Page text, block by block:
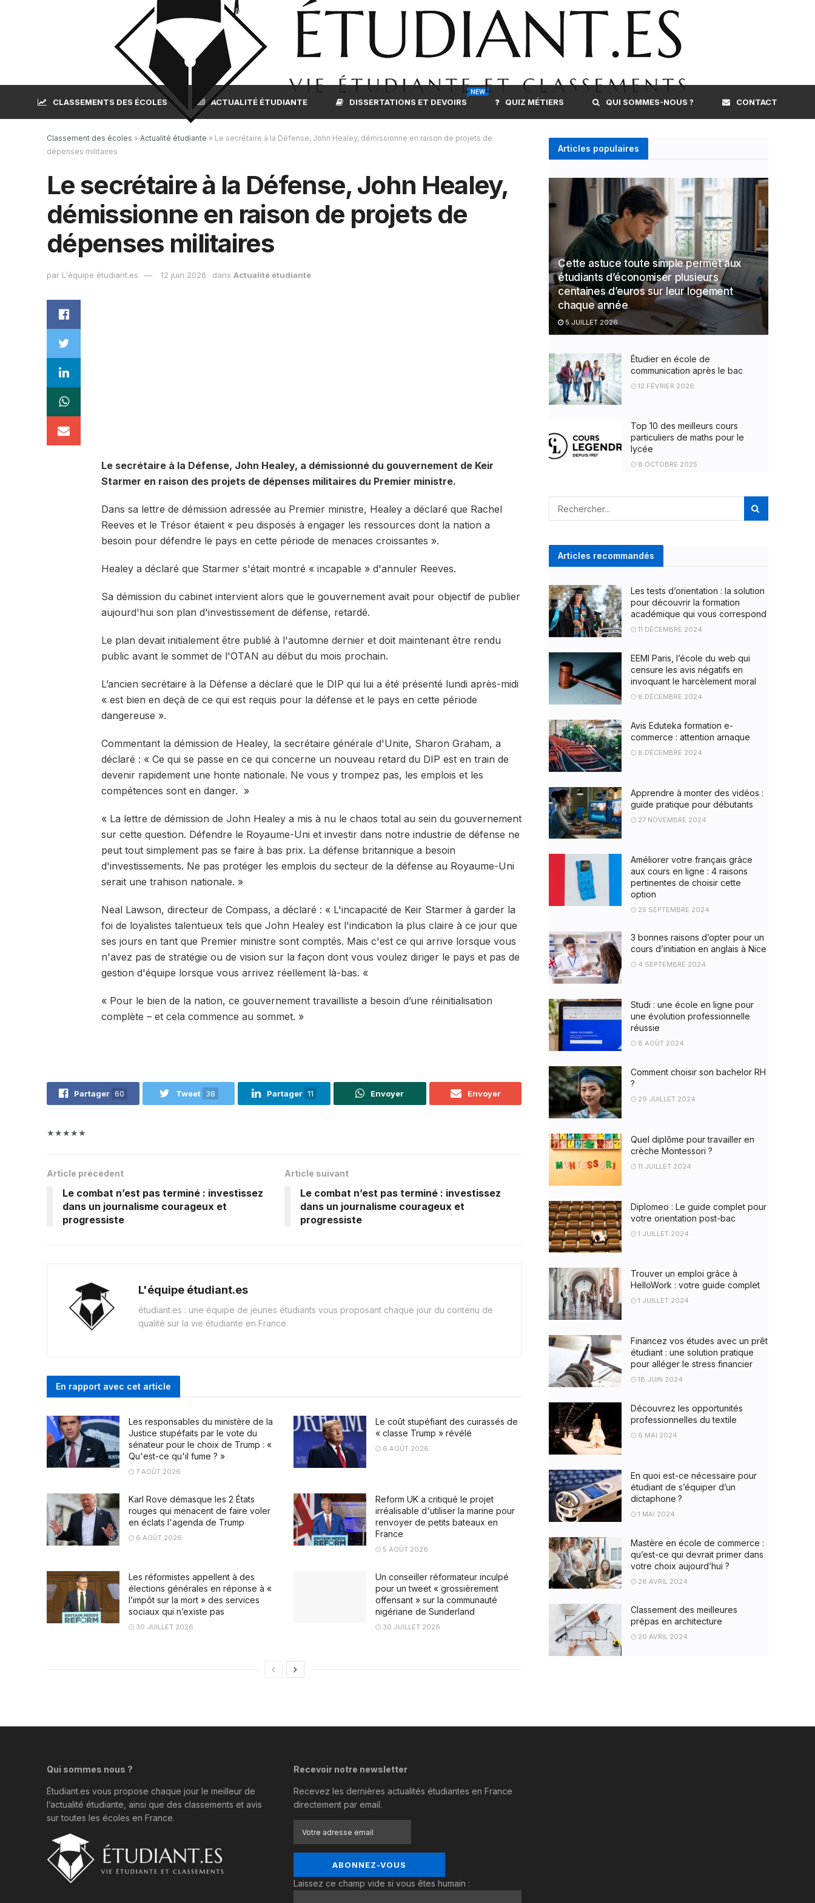
CLASSEMENTS DES ÉCOLES ACTUALITÉ ÉTUDIANTE DISSERTATIONS ET DEVOIRS
NEW
QUIZ MÉTIERS QUI SOMMES-NOUS ? CONTACT
Classement des écoles » Actualité étudiante » Le secrétaire à la Défense, John Healey, démissionne en raison de projets de
dépenses militaires
Le secrétaire à la Défense, John Healey,
démissionne en raison de projets de
dépenses militaires
par L'équipe étudiant.es 12 juin 2026 dans Actualité étudiante
Le secrétaire à la Défense, John Healey, a démissionné du gouvernement de Keir
Starmer en raison des projets de dépenses militaires du Premier ministre.
Dans sa lettre de démission adressée au Premier ministre, Healey a déclaré que Rachel
Reeves et le Trésor étaient « peu disposés à engager les ressources dont la nation a
besoin pour défendre le pays en cette période de menaces croissantes ».
Healey a déclaré que Starmer s'était montré « incapable » d'annuler Reeves.
Sa démission du cabinet intervient alors que le gouvernement avait pour objectif de publier
aujourd'hui son plan d'investissement de défense, retardé.
Le plan devait initialement être publié à l'automne dernier et doit maintenant être rendu
public avant le sommet de l'OTAN au début du mois prochain.
L’ancien secrétaire à la Défense a déclaré que le DIP qui lui a été présenté lundi après-midi
« est bien en deçà de ce qui est requis pour la défense et le pays en cette période
dangereuse ».
Commentant la démission de Healey, la secrétaire générale d'Unite, Sharon Graham, a
déclaré : « Ce qui se passe en ce qui concerne un nouveau retard du DIP est en train de
devenir rapidement une honte nationale. Ne vous y trompez pas, les emplois et les
compétences sont en danger. »
« La lettre de démission de John Healey a mis à nu le chaos total au sein du gouvernement
sur cette question. Défendre le Royaume-Uni et investir dans notre industrie de défense ne
peut tout simplement pas se faire à bas prix. La défense britannique a besoin
d'investissements. Ne pas protéger les emplois du secteur de la défense au Royaume-Uni
serait une trahison nationale. »
Neal Lawson, directeur de Compass, a déclaré : « L'incapacité de Keir Starmer à garder la
foi de loyalistes talentueux tels que John Healey est l'indication la plus claire à ce jour que
ses jours en tant que Premier ministre sont comptés. Mais c'est ce qui arrive lorsque vous
n'avez pas de stratégie ou de vision sur la façon dont vous voulez diriger le pays et pas de
gestion d'équipe lorsque vous arrivez réellement là-bas. «
« Pour le bien de la nation, ce gouvernement travailliste a besoin d’une réinitialisation
complète – et cela commence au sommet. »
Partager 60 Tweet 38 Partager 11 Envoyer Envoyer
★★★★★
Article précédent
Le combat n’est pas terminé : investissez
dans un journalisme courageux et
progressiste
Article suivant
Le combat n’est pas terminé : investissez
dans un journalisme courageux et
progressiste
L'équipe étudiant.es
étudiant.es : une équipe de jeunes étudiants vous proposant chaque jour du contenu de
qualité sur la vie étudiante en France.
En rapport avec cet article
Les responsables du ministère de la
Justice stupéfaits par le vote du
sénateur pour le choix de Trump : «
Qu'est-ce qu'il fume ? »
7 AOÛT 2026
Le coût stupéfiant des cuirassés de
« classe Trump » révélé
6 AOÛT 2026
Karl Rove démasque les 2 États
rouges qui menacent de faire voler
en éclats l'agenda de Trump
6 AOÛT 2026
Reform UK a critiqué le projet
irréalisable d'utiliser la marine pour
renvoyer de petits bateaux en
France
5 AOÛT 2026
Les réformistes appellent à des
élections générales en réponse à «
l’impôt sur la mort » des services
sociaux qui n’existe pas
30 JUILLET 2026
Un conseiller réformateur inculpé
pour un tweet « grossièrement
offensant » sur la communauté
nigériane de Sunderland
30 JUILLET 2026
Articles populaires
Cette astuce toute simple permet aux
étudiants d’économiser plusieurs
centaines d’euros sur leur logement
chaque année
5 JUILLET 2026
Étudier en école de
communication après le bac
12 FÉVRIER 2026
Top 10 des meilleurs cours
particuliers de maths pour le
lycée
8 OCTOBRE 2025
Articles recommandés
Les tests d’orientation : la solution
pour découvrir la formation
académique qui vous correspond
11 DÉCEMBRE 2024
EEMI Paris, l’école du web qui
censure les avis négatifs en
invoquant le harcèlement moral
8 DÉCEMBRE 2024
Avis Eduteka formation e-
commerce : attention arnaque
8 DÉCEMBRE 2024
Apprendre à monter des vidéos :
guide pratique pour débutants
27 NOVEMBRE 2024
Améliorer votre français grâce
aux cours en ligne : 4 raisons
pertinentes de choisir cette
option
25 SEPTEMBRE 2024
3 bonnes raisons d’opter pour un
cours d’initiation en anglais à Nice
4 SEPTEMBRE 2024
Studi : une école en ligne pour
une évolution professionnelle
réussie
8 AOÛT 2024
Comment choisir son bachelor RH
?
29 JUILLET 2024
Quel diplôme pour travailler en
crèche Montessori ?
11 JUILLET 2024
Diplomeo : Le guide complet pour
votre orientation post-bac
1 JUILLET 2024
Trouver un emploi grâce à
HelloWork : votre guide complet
1 JUILLET 2024
Financez vos études avec un prêt
étudiant : une solution pratique
pour alléger le stress financier
18 JUIN 2024
Découvrez les opportunités
professionnelles du textile
6 MAI 2024
En quoi est-ce nécessaire pour
étudiant de s’équiper d’un
dictaphone ?
1 MAI 2024
Mastère en école de commerce :
qu’est-ce qui devrait primer dans
votre choix aujourd’hui ?
26 AVRIL 2024
Classement des meilleures
prépas en architecture
20 AVRIL 2024
Qui sommes nous ?
Étudiant.es vous propose chaque jour le meilleur de
l’actualité étudiante, ainsi que des classements et avis
sur toutes les écoles en France.
Recevoir notre newsletter
Recevez les dernières actualités étudiantes en France
directement par email.
Laissez ce champ vide si vous êtes humain :